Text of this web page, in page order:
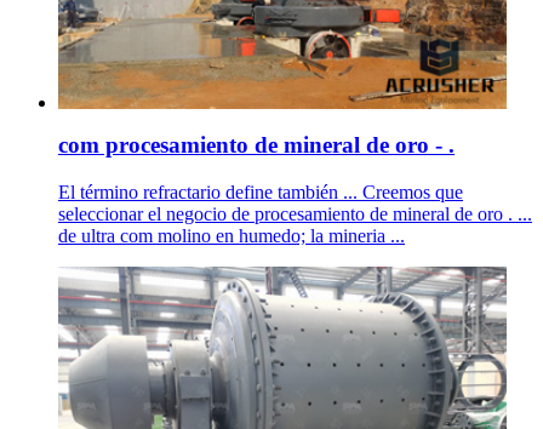
com procesamiento de mineral de oro - .
El término refractario define también ... Creemos que
seleccionar el negocio de procesamiento de mineral de oro . ...
de ultra com molino en humedo; la mineria ...